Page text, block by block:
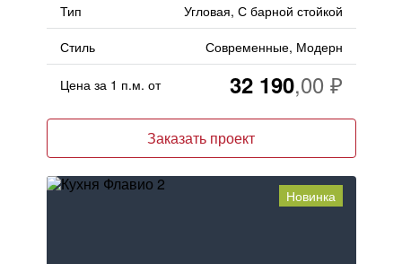
Тип
Угловая, С барной стойкой
Стиль
Современные, Модерн
Цена за 1 п.м. от 32 190
Заказать проект
Новинка